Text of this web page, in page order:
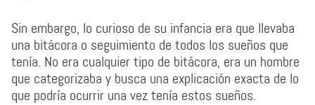
Sin embargo, lo curioso de su infancia era que llevaba
una bitácora o seguimiento de todos los sueños que
tenía. No era cualquier tipo de bitácora, era un hombre
que categorizaba y busca una explicación exacta de lo
que podría ocurrir una vez tenía estos sueños.